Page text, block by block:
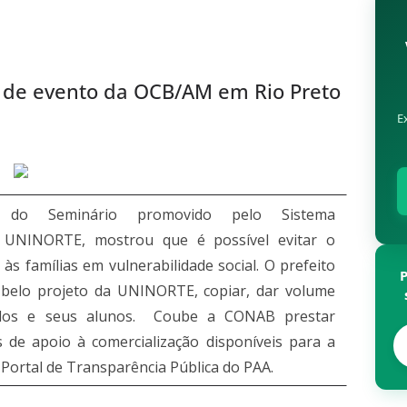
evento da OCB/AM em Rio Preto
do Seminário promovido pelo Sistema
UNINORTE, mostrou que é possível evitar o
famílias em vulnerabilidade social. O prefeito
projeto da UNINORTE, copiar, dar volume
e seus alunos. Coube a CONAB prestar
apoio à comercialização disponíveis para a
de Transparência Pública do PAA.